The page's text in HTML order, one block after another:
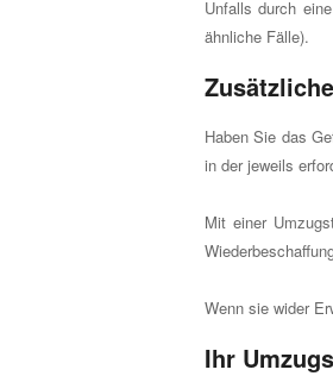
Unfalls durch
ähnliche Fälle).
Haben Sie das
in der jeweils
Mit einer
Wenn sie wider
Ihr